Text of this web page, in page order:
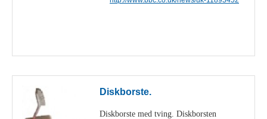
Diskborste.
Diskborste med tving. Diskborsten